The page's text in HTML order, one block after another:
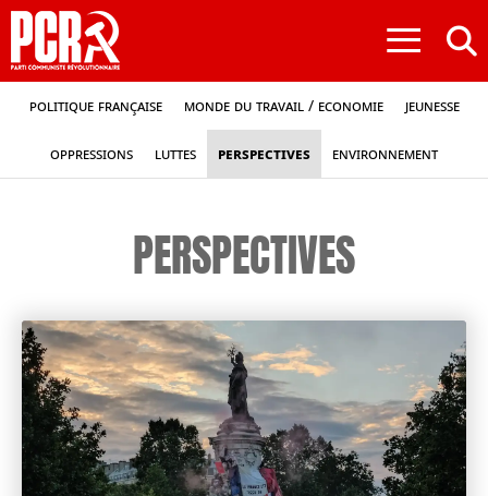
≡
Politique française Monde du travail / Economie Jeunesse
Oppressions Luttes Perspectives Environnement
PERSPECTIVES